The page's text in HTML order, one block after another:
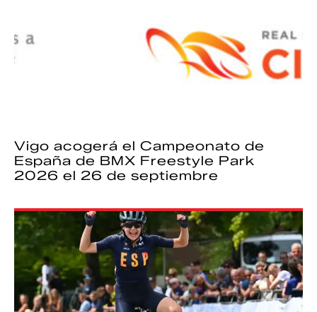
Vigo acogerá el Campeonato de
España de BMX Freestyle Park
2026 el 26 de septiembre